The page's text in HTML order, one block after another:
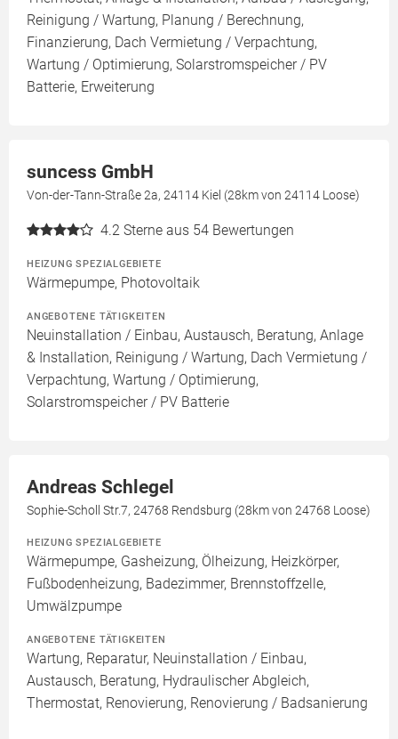
Reinigung / Wartung, Planung / Berechnung,
Finanzierung, Dach Vermietung / Verpachtung,
Wartung / Optimierung, Solarstromspeicher / PV
Batterie, Erweiterung
suncess GmbH
Von-der-Tann-Straße 2a, 24114 Kiel (28km von 24114 Loose)
4.2 Sterne aus 54 Bewertungen
HEIZUNG SPEZIALGEBIETE
Wärmepumpe, Photovoltaik
ANGEBOTENE TÄTIGKEITEN
Neuinstallation / Einbau, Austausch, Beratung, Anlage
& Installation, Reinigung / Wartung, Dach Vermietung /
Verpachtung, Wartung / Optimierung,
Solarstromspeicher / PV Batterie
Andreas Schlegel
Sophie-Scholl Str.7, 24768 Rendsburg (28km von 24768 Loose)
HEIZUNG SPEZIALGEBIETE
Wärmepumpe, Gasheizung, Ölheizung, Heizkörper,
Fußbodenheizung, Badezimmer, Brennstoffzelle,
Umwälzpumpe
ANGEBOTENE TÄTIGKEITEN
Wartung, Reparatur, Neuinstallation / Einbau,
Austausch, Beratung, Hydraulischer Abgleich,
Thermostat, Renovierung, Renovierung / Badsanierung